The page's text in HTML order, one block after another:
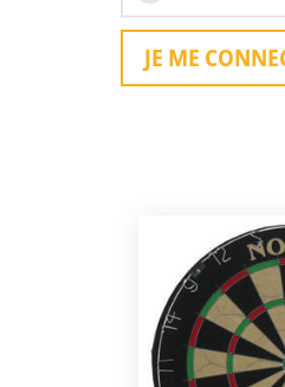
JE ME